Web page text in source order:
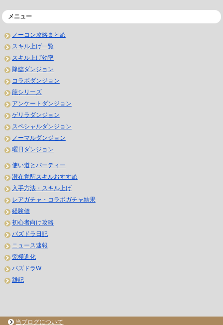
メニュー
ノーコン攻略まとめ
スキル上げ一覧
スキル上げ効率
降臨ダンジョン
コラボダンジョン
龍シリーズ
アンケートダンジョン
ゲリラダンジョン
スペシャルダンジョン
ノーマルダンジョン
曜日ダンジョン
使い道とパーティー
潜在覚醒スキルおすすめ
入手方法・スキル上げ
レアガチャ・コラボガチャ結果
経験値
初心者向け攻略
パズドラ日記
ニュース速報
究極進化
パズドラW
雑記
当ブログについて